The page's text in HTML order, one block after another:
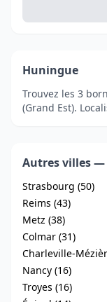
Huningue
Trouvez les 3
(Grand Est).
Autres villes —
Strasbourg (50)
Reims (43)
Metz (38)
Colmar (31)
Charleville-
Nancy (16)
Troyes (16)